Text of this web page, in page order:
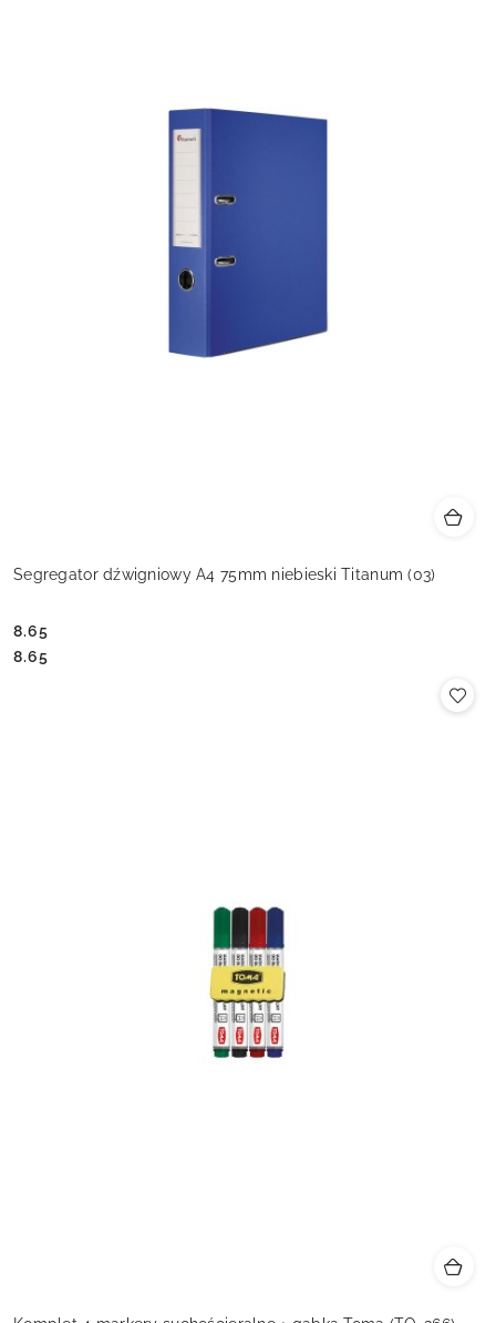
Segregator dźwigniowy A4 75mm niebieski Titanum (03)
Cena:
8.65
Cena:
8.65